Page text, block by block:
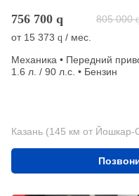
756 700 q 805 000
от 15 373 q / мес.
Механика • Передний
1.6 л. / 90 л.с. • Бензин
Казань (145 км от